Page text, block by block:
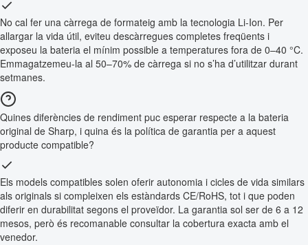
No cal fer una càrrega de formateig amb la tecnologia Li-Ion. Per
allargar la vida útil, eviteu descàrregues completes freqüents i
exposeu la bateria el mínim possible a temperatures fora de 0–40 °C.
Emmagatzemeu-la al 50–70% de càrrega si no s’ha d’utilitzar durant
setmanes.
Quines diferències de rendiment puc esperar respecte a la bateria
original de Sharp, i quina és la política de garantia per a aquest
producte compatible?
Els models compatibles solen oferir autonomia i cicles de vida similars
als originals si compleixen els estàndards CE/RoHS, tot i que poden
diferir en durabilitat segons el proveïdor. La garantia sol ser de 6 a 12
mesos, però és recomanable consultar la cobertura exacta amb el
venedor.